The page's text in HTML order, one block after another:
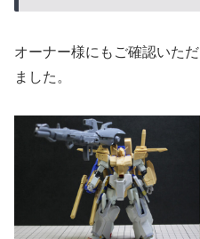
オーナー様にもご確認いた
ました。